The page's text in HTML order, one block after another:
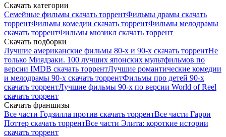
Скачать категории
Семейные фильмы скачать торрентФильмы драмы скачать
торрентФильмы комедии скачать торрентФильмы мелодрамы
скачать торрентФильмы мюзикл скачать торрент
Скачать подборки
Лучшие американские фильмы 80-х и 90-х скачать торрентНе
только Миядзаки. 100 лучших японских мультфильмов по
версии IMDB скачать торрентЛучшие романтические комедии
и мелодрамы 90-х скачать торрентФильмы про детей 90-х
скачать торрентЛучшие фильмы 90-х по версии World of Reel
скачать торрент
Скачать франшизы
Все части Годзилла против скачать торрентВсе части Гарри
Поттер скачать торрентВсе части Элита: короткие истории
скачать торрент